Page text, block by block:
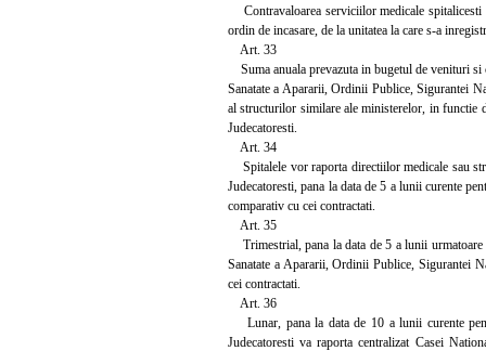
Contravaloarea serviciilor medicale spitalicesti
ordin de incasare, de la unitatea la care s-a
Art. 33
Suma anuala prevazuta in bugetul de venituri
Sanatate a Apararii, Ordinii Publice, Sigurantei
al structurilor similare ale ministerelor, in functie
Judecatoresti.
Art. 34
Spitalele vor raporta directiilor medicale sau
Judecatoresti, pana la data de 5 a lunii curente
comparativ cu cei contractati.
Art. 35
Trimestrial, pana la data de 5 a lunii
Sanatate a Apararii, Ordinii Publice, Sigurantei
cei contractati.
Art. 36
Lunar, pana la data de 10 a lunii curente
Judecatoresti va raporta centralizat Casei